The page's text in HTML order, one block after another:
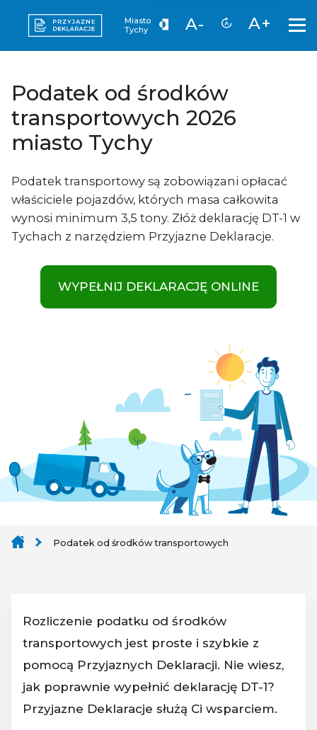
Miasto
Tychy
A- A+
Podatek od środków
transportowych 2026
miasto Tychy
Podatek transportowy są zobowiązani opłacać
właściciele pojazdów, których masa całkowita
wynosi minimum 3,5 tony. Złóż deklarację DT-1 w
Tychach z narzędziem Przyjazne Deklaracje.
WYPEŁNIJ DEKLARACJĘ ONLINE
Podatek od środków transportowych
Rozliczenie podatku od środków
transportowych jest proste i szybkie z
pomocą Przyjaznych Deklaracji. Nie wiesz,
jak poprawnie wypełnić deklarację DT-1?
Przyjazne Deklaracje służą Ci wsparciem.